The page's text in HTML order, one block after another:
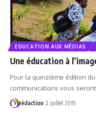
EDUCATION AUX MÉDIAS
Une éducation à
Pour la quinzième édition
communications vous
rédaction 2 juillet 2019